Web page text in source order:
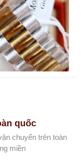
quốc
chuyển trên toàn
miền